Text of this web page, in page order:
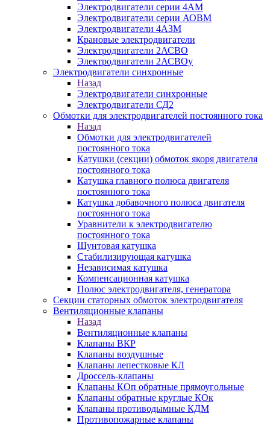
Электродвигатели серии 4АМ
Электродвигатели серии АОВМ
Электродвигатели 4АЗМ
Крановые электродвигатели
Электродвигатели 2АСВО
Электродвигатели 2АСВОу
Электродвигатели синхронные
Назад
Электродвигатели синхронные
Электродвигатели СД2
Обмотки для электродвигателей постоянного тока
Назад
Обмотки для электродвигателей
постоянного тока
Катушки (секции) обмоток якоря двигателя
постоянного тока
Катушка главного полюса двигателя
постоянного тока
Катушка добавочного полюса двигателя
постоянного тока
Уравнители к электродвигателю
постоянного тока
Шунтовая катушка
Стабилизирующая катушка
Независимая катушка
Компенсационная катушка
Полюс электродвигателя, генератора
Секции статорных обмоток электродвигателя
Вентиляционные клапаны
Назад
Вентиляционные клапаны
Клапаны ВКР
Клапаны воздушные
Клапаны лепестковые КЛ
Дроссель-клапаны
Клапаны КОп обратные прямоугольные
Клапаны обратные круглые КОк
Клапаны противодымные КДМ
Противопожарные клапаны